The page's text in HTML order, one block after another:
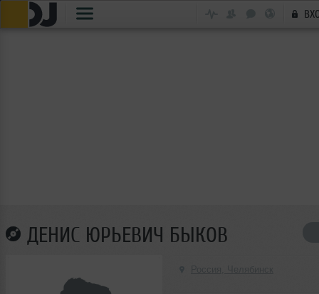
ДЕНИС ЮРЬЕВИЧ БЫКОВ